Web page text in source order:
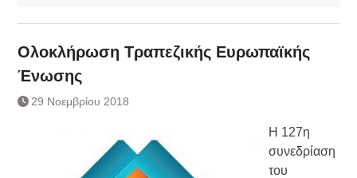
Ολοκλήρωση Τραπεζικής Ευρωπαϊκής
Ένωσης
29 Νοεμβρίου 2018
Η 127η
συνεδρίαση
του